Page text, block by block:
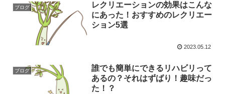
ブログ
レクリエーションの効果はこんな
にあった！おすすめのレクリエー
ション5選
2023.05.12
ブログ
誰でも簡単にできるリハビリって
あるの？それはずばり！趣味だっ
た！？